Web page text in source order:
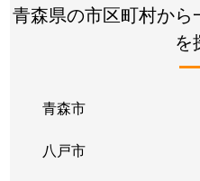
青森県の市区町村か
を
青森市
八戸市